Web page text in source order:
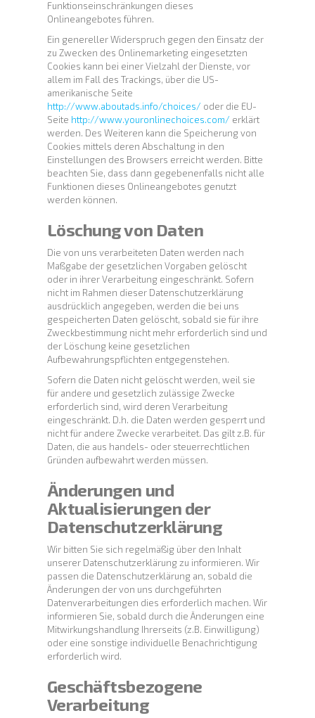
Funktionseinschränkungen dieses
Onlineangebotes führen.
Ein genereller Widerspruch gegen den Einsatz der
zu Zwecken des Onlinemarketing eingesetzten
Cookies kann bei einer Vielzahl der Dienste, vor
allem im Fall des Trackings, über die US-
amerikanische Seite
http://www.aboutads.info/choices/ oder die EU-
Seite http://www.youronlinechoices.com/ erklärt
werden. Des Weiteren kann die Speicherung von
Cookies mittels deren Abschaltung in den
Einstellungen des Browsers erreicht werden. Bitte
beachten Sie, dass dann gegebenenfalls nicht alle
Funktionen dieses Onlineangebotes genutzt
werden können.
Löschung von Daten
Die von uns verarbeiteten Daten werden nach
Maßgabe der gesetzlichen Vorgaben gelöscht
oder in ihrer Verarbeitung eingeschränkt. Sofern
nicht im Rahmen dieser Datenschutzerklärung
ausdrücklich angegeben, werden die bei uns
gespeicherten Daten gelöscht, sobald sie für ihre
Zweckbestimmung nicht mehr erforderlich sind und
der Löschung keine gesetzlichen
Aufbewahrungspflichten entgegenstehen.
Sofern die Daten nicht gelöscht werden, weil sie
für andere und gesetzlich zulässige Zwecke
erforderlich sind, wird deren Verarbeitung
eingeschränkt. D.h. die Daten werden gesperrt und
nicht für andere Zwecke verarbeitet. Das gilt z.B. für
Daten, die aus handels- oder steuerrechtlichen
Gründen aufbewahrt werden müssen.
Änderungen und
Aktualisierungen der
Datenschutzerklärung
Wir bitten Sie sich regelmäßig über den Inhalt
unserer Datenschutzerklärung zu informieren. Wir
passen die Datenschutzerklärung an, sobald die
Änderungen der von uns durchgeführten
Datenverarbeitungen dies erforderlich machen. Wir
informieren Sie, sobald durch die Änderungen eine
Mitwirkungshandlung Ihrerseits (z.B. Einwilligung)
oder eine sonstige individuelle Benachrichtigung
erforderlich wird.
Geschäftsbezogene
Verarbeitung